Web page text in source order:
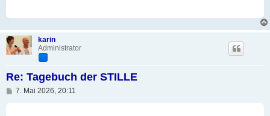
karin
Administrator
Re: Tagebuch der STILLE
B7. Mai 2026, 20:11